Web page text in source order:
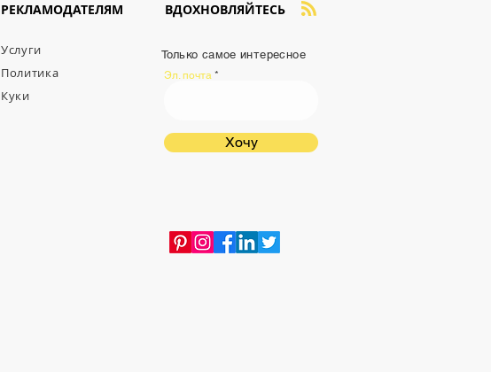
РЕКЛАМОДАТЕЛЯМ
Услуги
Политика
Куки
ВДОХНОВЛЯЙТЕСЬ
Только самое интересное
Эл. почта
Хочу